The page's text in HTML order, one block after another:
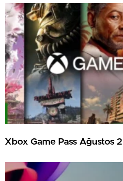
Xbox Game Pass Ağustos